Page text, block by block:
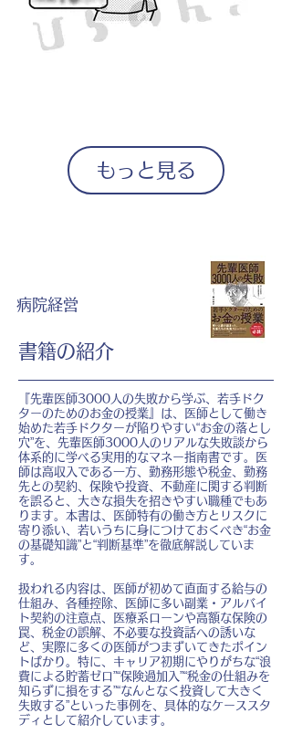
もっと見る
病院経営
書籍の紹介
『先輩医師3000人の失敗から学ぶ、若手ドク
ターのためのお金の授業』は、医師として働き
始めた若手ドクターが陥りやすい“お金の落とし
穴”を、先輩医師3000人のリアルな失敗談から
体系的に学べる実用的なマネー指南書です。医
師は高収入である一方、勤務形態や税金、勤務
先との契約、保険や投資、不動産に関する判断
を誤ると、大きな損失を招きやすい職種でもあ
ります。本書は、医師特有の働き方とリスクに
寄り添い、若いうちに身につけておくべき“お金
の基礎知識”と“判断基準”を徹底解説していま
す。
扱われる内容は、医師が初めて直面する給与の
仕組み、各種控除、医師に多い副業・アルバイ
ト契約の注意点、医療系ローンや高額な保険の
罠、税金の誤解、不必要な投資話への誘いな
ど、実際に多くの医師がつまずいてきたポイン
トばかり。特に、キャリア初期にやりがちな“浪
費による貯蓄ゼロ”“保険過加入”“税金の仕組みを
知らずに損をする”“なんとなく投資して大きく
失敗する”といった事例を、具体的なケーススタ
ディとして紹介しています。